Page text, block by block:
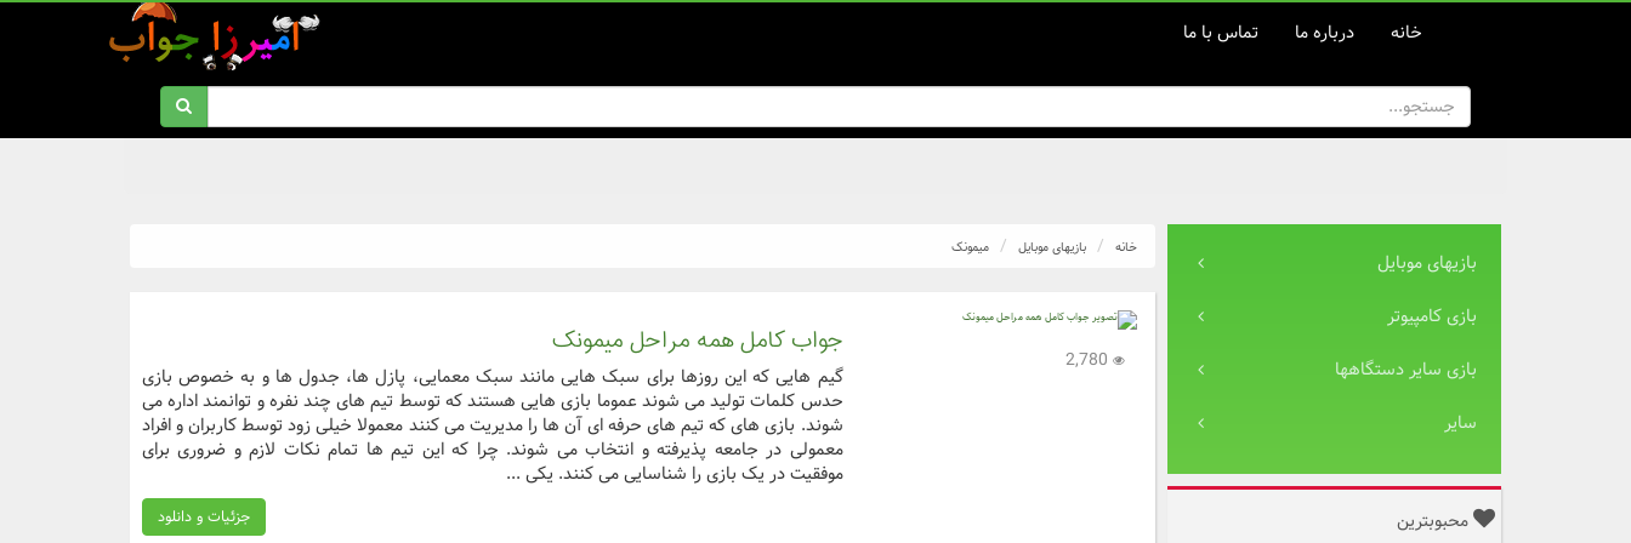
خانه درباره ما تماس با ما
بازیهای موبایل
بازی کامپیوتر
بازی سایر دستگاهها
سایر
محبوبترین
خانه بازیهای موبایل میمونک
جواب کامل همه مراحل میمونک
گیم هایی که این روزها برای سبک هایی مانند سبک معمایی، پازل ها، جدول ها و به خصوص بازی
حدس کلمات تولید می شوند عموما بازی هایی هستند که توسط تیم های چند نفره و توانمند اداره می
شوند. بازی های که تیم های حرفه ای آن ها را مدیریت می کنند معمولا خیلی زود توسط کاربران و افراد
معمولی در جامعه پذیرفته و انتخاب می شوند. چرا که این تیم ها تمام نکات لازم و ضروری برای
موفقیت در یک بازی را شناسایی می کنند. یکی ...
جزئیات و دانلود